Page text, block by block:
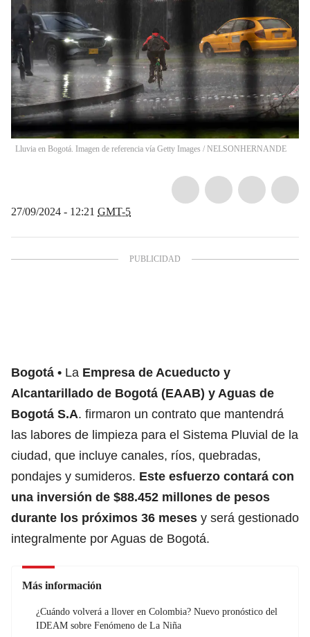
Lluvia en Bogotá. Imagen de referencia vía Getty Images / NELSONHERNANDE
27/09/2024 - 12:21 GMT-5
Bogotá La Empresa de Acueducto y
Alcantarillado de Bogotá (EAAB) y Aguas de
Bogotá S.A. firmaron un contrato que mantendrá
las labores de limpieza para el Sistema Pluvial de la
ciudad, que incluye canales, ríos, quebradas,
pondajes y sumideros. Este esfuerzo contará con
una inversión de $88.452 millones de pesos
durante los próximos 36 meses y será gestionado
integralmente por Aguas de Bogotá.
Más información
¿Cuándo volverá a llover en Colombia? Nuevo pronóstico del
IDEAM sobre Fenómeno de La Niña